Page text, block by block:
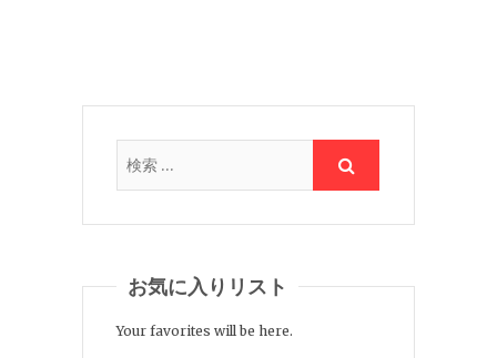
お気に入りリスト
Your favorites will be here.